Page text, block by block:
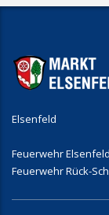
Elsenfeld
Feuerwehr Elsenfeld
Feuerwehr Rück-